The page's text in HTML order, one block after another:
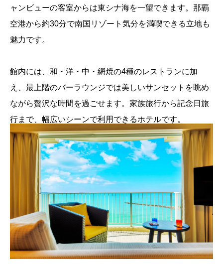
ャンビューの客室からは東シナ海を一望できます。那覇
空港から約30分で南国リゾート気分を満喫できる立地も
魅力です。
館内には、和・洋・中・網焼の4種のレストランに加
え、最上階のバーラウンジでは美しいサンセットを眺め
ながら贅沢な時間を過ごせます。家族旅行から記念日旅
行まで、幅広いシーンで利用できるホテルです。